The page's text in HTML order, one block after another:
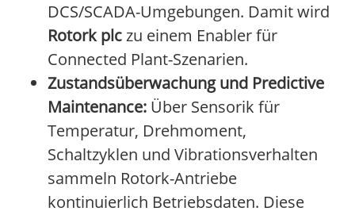
DCS/SCADA-Umgebungen. Damit wird
Rotork plczu einem Enabler für
Connected Plant-Szenarien.
Zustandsüberwachung und Predictive
Maintenance: Über Sensorik für
Temperatur, Drehmoment,
Schaltzyklen und Vibrationsverhalten
sammeln Rotork-Antriebe
kontinuierlich Betriebsdaten. Diese